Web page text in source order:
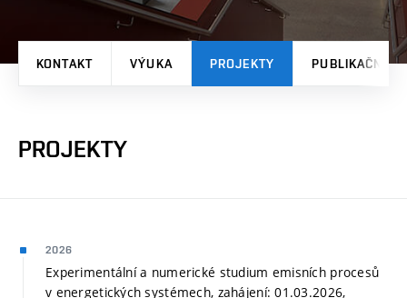
KONTAKT VÝUKA PROJEKTY PUBLIKAČNÍ
PROJEKTY
2026
Experimentální a numerické studium emisních procesů
v energetických systémech, zahájení: 01.03.2026,